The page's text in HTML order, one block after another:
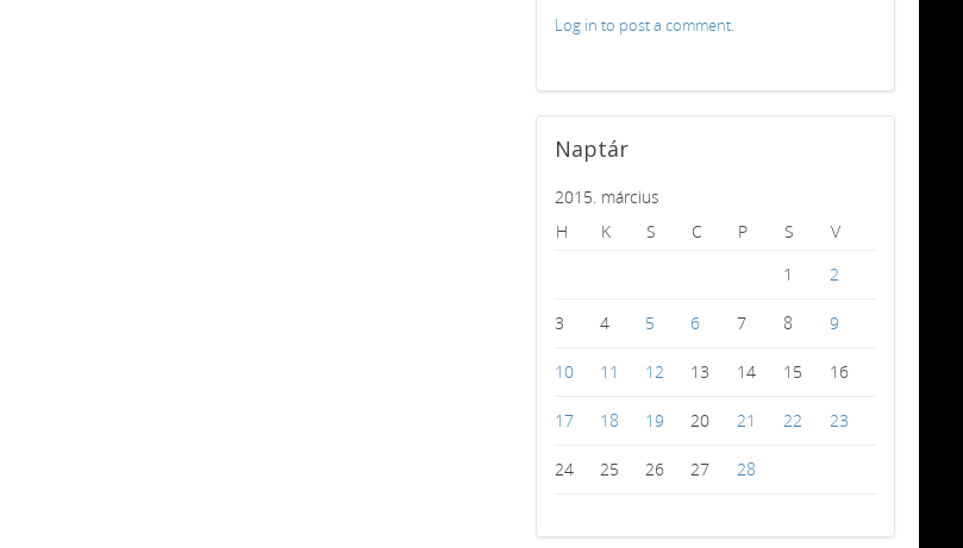
Log in to post a comment.
Naptár
2015. március
H
K S C P S
V
1
2
3 4 5 6 7 8 9
10 11 12 13 14 15 16
17 18 19 20 21 22 23
24 25 26 27 28